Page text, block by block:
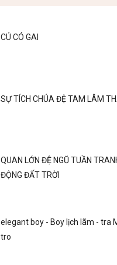
CÚ CÓ GAI
SỰ TÍCH CHÚA ĐỆ TAM LÂM
QUAN LỚN ĐỆ NGŨ TUẦN
ĐỘNG ĐẤT TRỜI
elegant boy - Boy lịch lãm - tra
tro